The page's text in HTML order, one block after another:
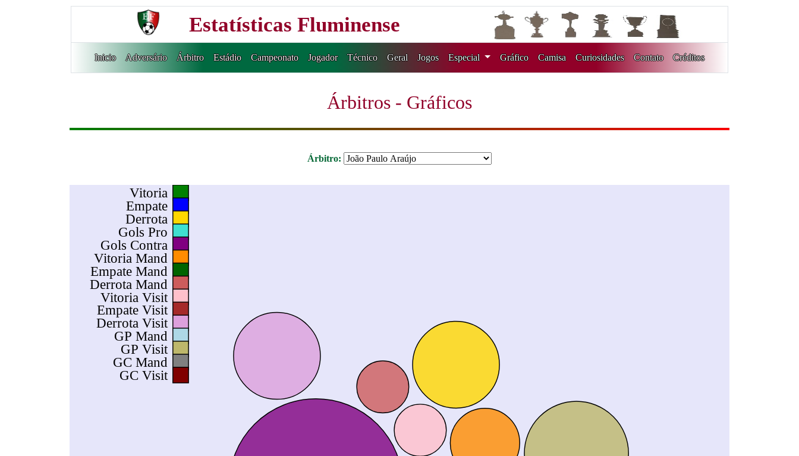
Estatísticas Fluminense
Inicio Adversário Árbitro Estádio Campeonato Jogador Técnico Geral Jogos Especial Gráfico Camisa Curiosidades Contato Créditos
Árbitros - Gráficos
Árbitro:
Vitoria
Empate
Derrota
Gols Pro
Gols Contra
Vitoria Mand
Empate Mand
Derrota Mand
Vitoria Visit
Empate Visit
Derrota Visit
GP Mand
GP Visit
GC Mand
GC Visit